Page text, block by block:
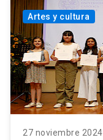
Artes y cultura
27 noviembre 2024